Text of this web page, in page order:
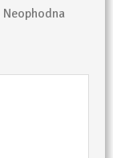
Neophodna